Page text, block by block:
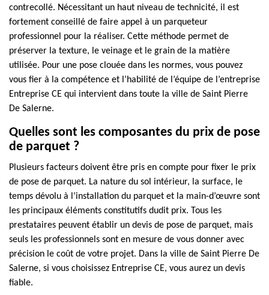
contrecollé. Nécessitant un haut niveau de technicité, il est
fortement conseillé de faire appel à un parqueteur
professionnel pour la réaliser. Cette méthode permet de
préserver la texture, le veinage et le grain de la matière
utilisée. Pour une pose clouée dans les normes, vous pouvez
vous fier à la compétence et l’habilité de l’équipe de l’entreprise
Entreprise CE qui intervient dans toute la ville de Saint Pierre
De Salerne.
Quelles sont les composantes du prix de pose
de parquet ?
Plusieurs facteurs doivent être pris en compte pour fixer le prix
de pose de parquet. La nature du sol intérieur, la surface, le
temps dévolu à l’installation du parquet et la main-d’œuvre sont
les principaux éléments constitutifs dudit prix. Tous les
prestataires peuvent établir un devis de pose de parquet, mais
seuls les professionnels sont en mesure de vous donner avec
précision le coût de votre projet. Dans la ville de Saint Pierre De
Salerne, si vous choisissez Entreprise CE, vous aurez un devis
fiable.